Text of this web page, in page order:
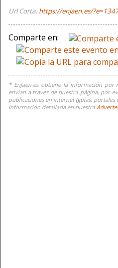
Url Corta: https://enjaen.es/
Comparte en:
* EnJaen.es obtiene la información
envían a traves de nuestra página, por
publicaciones en internet (guías, portales
Información detallada en nuestra